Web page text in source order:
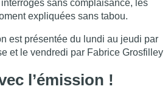
sans complaisance, les
expliquées sans tabou.
est présentée du lundi au jeudi par
et le vendredi par Fabrice Grosfilley
l’émission !